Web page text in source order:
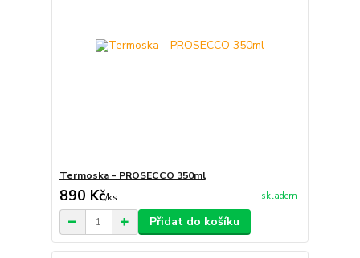
Termoska - PROSECCO 350ml
890 Kč/ks skladem
Přidat do košíku